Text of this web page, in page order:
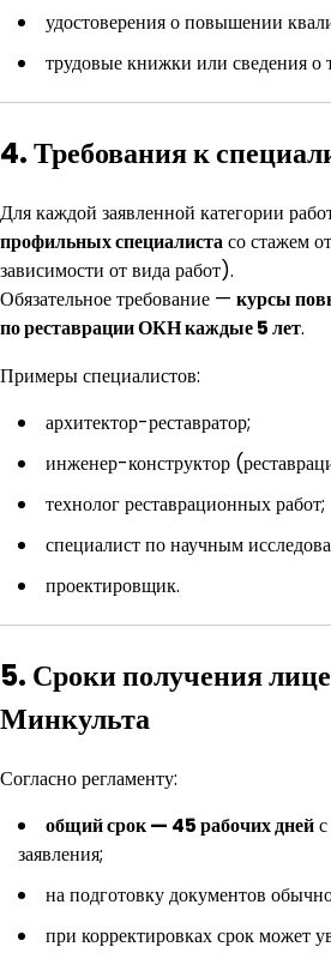
удостоверения о повышении
трудовые книжки или сведения о
4. Требования к
Для каждой заявленной категории
профильных специалистасо стажем от
зависимости от вида работ).
Обязательное требование — курсы
по реставрации ОКН каждые 5 лет.
Примеры специалистов:
архитектор-реставратор;
инженер-конструктор
технолог реставрационных работ;
специалист по научным
проектировщик.
5. Сроки получения
Минкульта
Согласно регламенту:
общий срок — 45 рабочих дней
заявления;
на подготовку документов
при корректировках срок может